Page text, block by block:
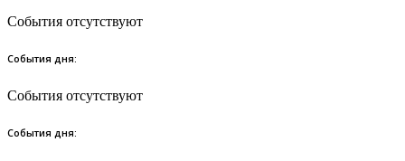
События отсутствуют
События дня:
События отсутствуют
События дня: